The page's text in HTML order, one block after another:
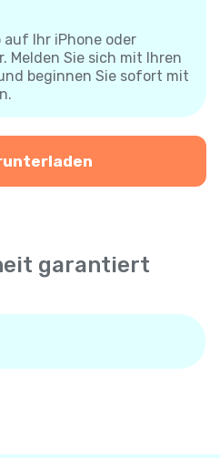
auf Ihr iPhone oder
Melden Sie sich mit Ihren
beginnen Sie sofort mit
garantiert